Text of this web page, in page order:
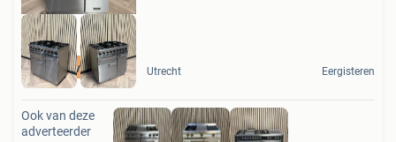
3 ovens Utrecht Eergisteren
Ook van deze
adverteerder